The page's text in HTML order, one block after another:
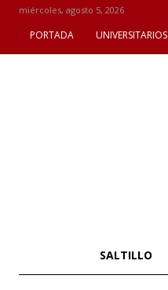
miércoles, agosto 5, 2026
PORTADA UNIVERSITARIOS
SALTILLO